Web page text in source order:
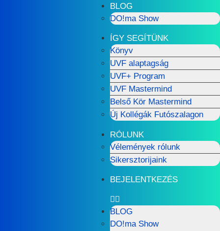
BLOG
DO!ma Show
ÍGY SEGÍTÜNK
Könyv
UVF alaptagság
UVF+ Program
UVF Mastermind
Belső Kör Mastermind
Új Kollégák Futószalagon
RÓLUNK
Vélemények rólunk
Sikersztorijaink
BEJELENTKEZÉS
BLOG
DO!ma Show